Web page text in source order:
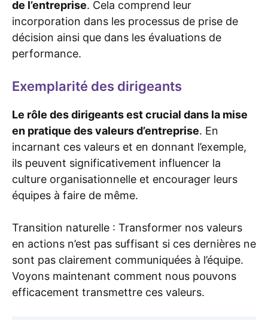
de l’entreprise. Cela comprend leur
incorporation dans les processus de prise de
décision ainsi que dans les évaluations de
performance.
Exemplarité des dirigeants
Le rôle des dirigeants est crucial dans la mise
en pratique des valeurs d’entreprise. En
incarnant ces valeurs et en donnant l’exemple,
ils peuvent significativement influencer la
culture organisationnelle et encourager leurs
équipes à faire de même.
Transition naturelle : Transformer nos valeurs
en actions n’est pas suffisant si ces dernières ne
sont pas clairement communiquées à l’équipe.
Voyons maintenant comment nous pouvons
efficacement transmettre ces valeurs.